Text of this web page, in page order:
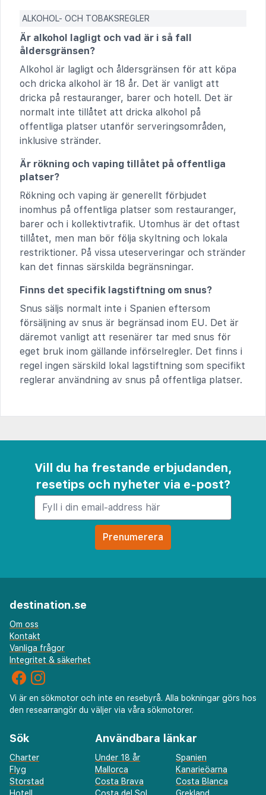
ALKOHOL- OCH TOBAKSREGLER
Är alkohol lagligt och vad är i så fall
åldersgränsen?
Alkohol är lagligt och åldersgränsen för att köpa
och dricka alkohol är 18 år. Det är vanligt att
dricka på restauranger, barer och hotell. Det är
normalt inte tillåtet att dricka alkohol på
offentliga platser utanför serveringsområden,
inklusive stränder.
Är rökning och vaping tillåtet på offentliga
platser?
Rökning och vaping är generellt förbjudet
inomhus på offentliga platser som restauranger,
barer och i kollektivtrafik. Utomhus är det oftast
tillåtet, men man bör följa skyltning och lokala
restriktioner. På vissa uteserveringar och stränder
kan det finnas särskilda begränsningar.
Finns det specifik lagstiftning om snus?
Snus säljs normalt inte i Spanien eftersom
försäljning av snus är begränsad inom EU. Det är
däremot vanligt att resenärer tar med snus för
eget bruk inom gällande införselregler. Det finns i
regel ingen särskild lokal lagstiftning som specifikt
reglerar användning av snus på offentliga platser.
Vill du ha frestande erbjudanden,
resetips och nyheter via e-post?
destination.se
Om oss
Kontakt
Vanliga frågor
Integritet & säkerhet
Vi är en sökmotor och inte en resebyrå. Alla bokningar görs hos
den researrangör du väljer via våra sökmotorer.
Sök
Charter
Flyg
Storstad
Hotell
Användbara länkar
Under 18 år
Spanien
Mallorca
Kanarieöarna
Costa Brava
Costa Blanca
Costa del Sol
Grekland